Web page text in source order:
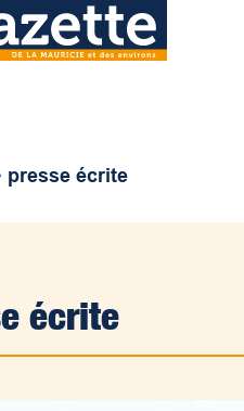
presse écrite
écrite